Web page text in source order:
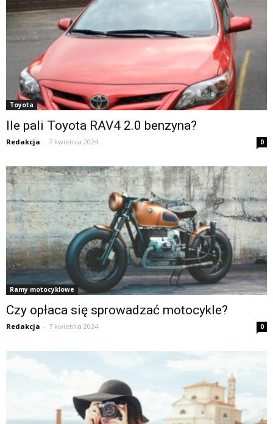
Toyota
Ile pali Toyota RAV4 2.0 benzyna?
Redakcja - 7 kwietnia 2024 0
Ramy motocyklowe
Czy opłaca się sprowadzać motocykle?
Redakcja - 7 kwietnia 2024 0